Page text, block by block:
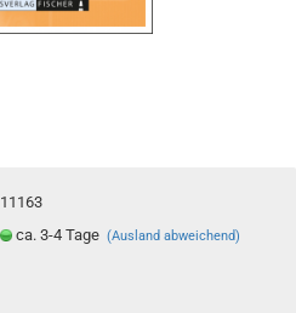
11163
ca. 3-4 Tage(Ausland abweichend)